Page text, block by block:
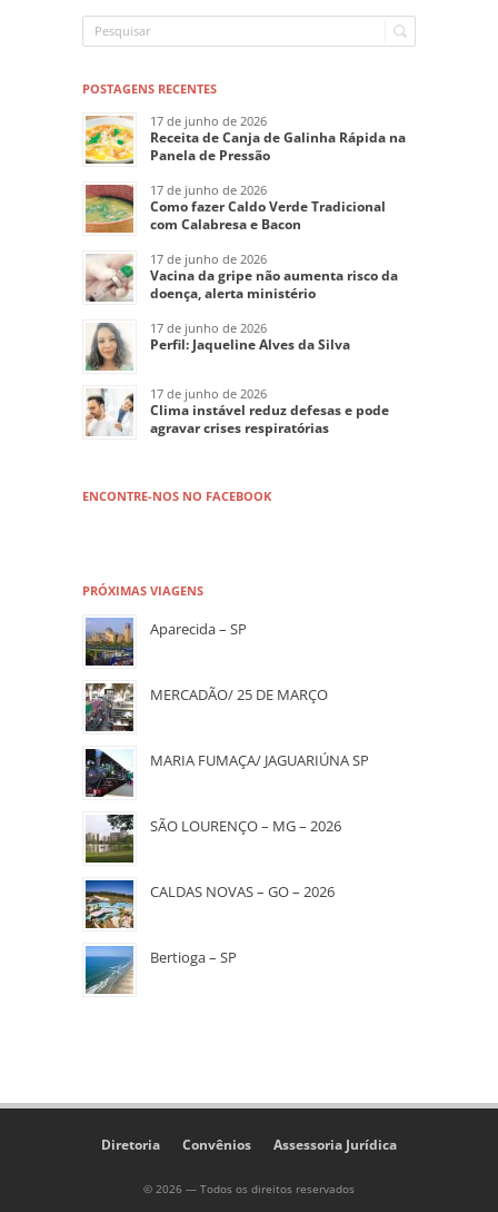
POSTAGENS RECENTES
17 de junho de 2026
Receita de Canja de Galinha Rápida na
Panela de Pressão
17 de junho de 2026
Como fazer Caldo Verde Tradicional
com Calabresa e Bacon
17 de junho de 2026
Vacina da gripe não aumenta risco da
doença, alerta ministério
17 de junho de 2026
Perfil: Jaqueline Alves da Silva
17 de junho de 2026
Clima instável reduz defesas e pode
agravar crises respiratórias
ENCONTRE-NOS NO FACEBOOK
PRÓXIMAS VIAGENS
Aparecida – SP
MERCADÃO/ 25 DE MARÇO
MARIA FUMAÇA/ JAGUARIÚNA SP
SÃO LOURENÇO – MG – 2026
CALDAS NOVAS – GO – 2026
Bertioga – SP
Diretoria Convênios Assessoria Jurídica
© 2026 — Todos os direitos reservados